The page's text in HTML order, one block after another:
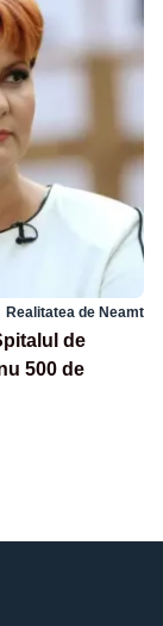
Realitatea de Neamt
de
500 de